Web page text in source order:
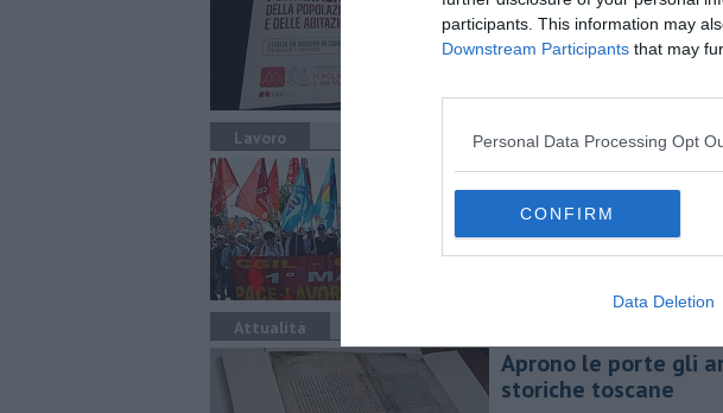
participants. This information may
Downstream Participants that may
Personal Data Processing Opt
CONFIRM
Data Deletion
La rilevazione era iniziata lo
perfezionare il questionario.
Lavoro
Primo Maggio,
piazza
Sono decine le iniziative
Cisl e Uil per la Festa dei
Attualità
Aprono le porte gli
storiche toscane